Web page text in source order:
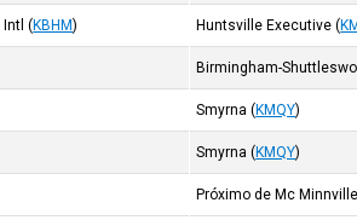
(KBHM) Huntsville Executive (
Birmingham-
Smyrna (KMQY)
Smyrna (KMQY)
Próximo de Mc